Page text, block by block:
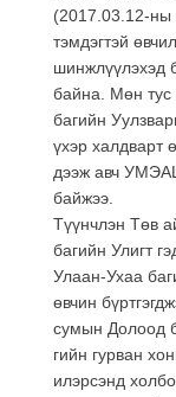
(2017.03.12-ны
тэмдэгтэй
шинжлүүлэхэд
байна. Мөн тус
багийн
үхэр халдварт
дээж авч
байжээ.
Түүнчлэн Төв
багийн Улигт
Улаан-Ухаа
өвчин
сумын Долоод
гийн гурван
илэрсэнд